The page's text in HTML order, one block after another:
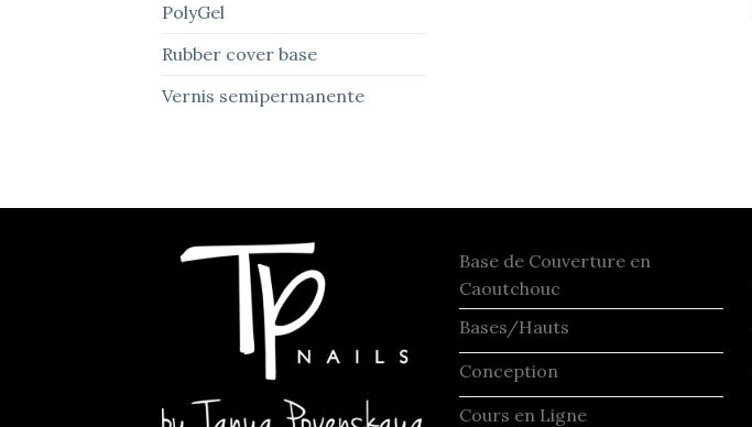
PolyGel
Rubber cover base
Vernis semipermanente
Base de Couverture en
Caoutchouc
Bases/Hauts
Conception
Cours en Ligne